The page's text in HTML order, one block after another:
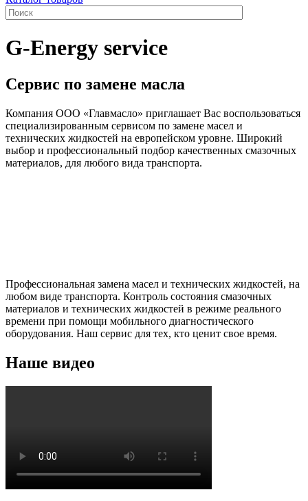
G-Energy service
Сервис по замене масла
Компания ООО «Главмасло» приглашает Вас воспользоваться
специализированным сервисом по замене масел и
технических жидкостей на европейском уровне. Широкий
выбор и профессиональный подбор качественных смазочных
материалов, для любого вида транспорта.
Профессиональная замена масел и технических жидкостей, на
любом виде транспорта. Контроль состояния смазочных
материалов и технических жидкостей в режиме реального
времени при помощи мобильного диагностического
оборудования. Наш сервис для тех, кто ценит свое время.
Наше видео